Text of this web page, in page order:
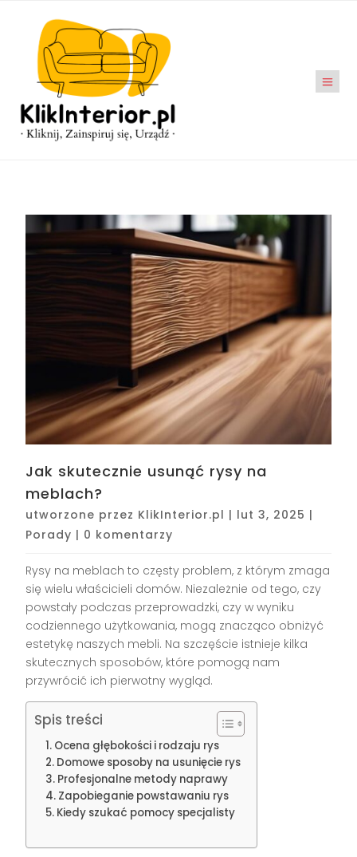
Jak skutecznie usunąć rysy na
meblach?
utworzone przez KlikInterior.pl | lut 3, 2025 |
Porady | 0 komentarzy
Rysy na meblach to częsty problem, z którym zmaga
się wielu właścicieli domów. Niezależnie od tego, czy
powstały podczas przeprowadzki, czy w wyniku
codziennego użytkowania, mogą znacząco obniżyć
estetykę naszych mebli. Na szczęście istnieje kilka
skutecznych sposobów, które pomogą nam
przywrócić ich pierwotny wygląd.
Spis treści
Ocena głębokości i rodzaju rys
Domowe sposoby na usunięcie rys
Profesjonalne metody naprawy
Zapobieganie powstawaniu rys
Kiedy szukać pomocy specjalisty